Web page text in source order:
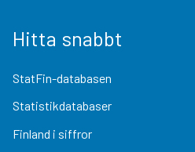
Hitta snabbt
StatFin-databasen
Statistikdatabaser
Finland i siffror